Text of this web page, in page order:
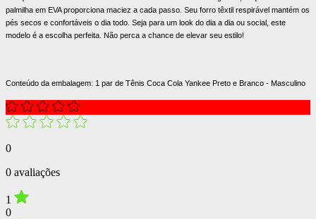
palmilha em EVA proporciona maciez a cada passo. Seu forro têxtil respirável mantém os
pés secos e confortáveis o dia todo. Seja para um look do dia a dia ou social, este
modelo é a escolha perfeita. Não perca a chance de elevar seu estilo!
Conteúdo da embalagem: 1 par de Tênis Coca Cola Yankee Preto e Branco - Masculino
0
0 avaliações
1
0